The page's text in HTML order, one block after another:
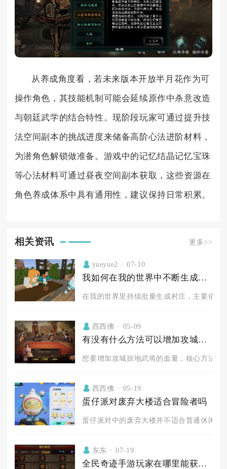
从养成角度看，若未来版本开放半月花作为可
操作角色，其技能机制可能会延续原作中杀意改造
与朝廷武学的结合特性。现阶段玩家可通过提升技
法空间副本的挑战进度来储备高阶心法进阶材料，
为潜角色解锁做准备。游戏中的记忆结晶记忆宝珠
等心法材料可通过昼夜空间副本获取，这些资源在
角色养成体系中具有通用性，建议保持日常积累。
相关资讯 更多>>
yueyue2 07-10
我如何在我的世界中不断生成村庄
在我的世界里持续批量生成村庄，主要依靠
西西佛 05-09
有没有什么方法可以增加攻城掠地武将的血量
想要增加攻城掠地武将的血量，核心方法集
西西佛 05-19
蛋仔派对废弃大楼适合冒险者吗
蛋仔派对中的废弃大楼并不适合普通休闲玩
东东 07-19
全民奇迹手游玩家在哪里能获得超强装备